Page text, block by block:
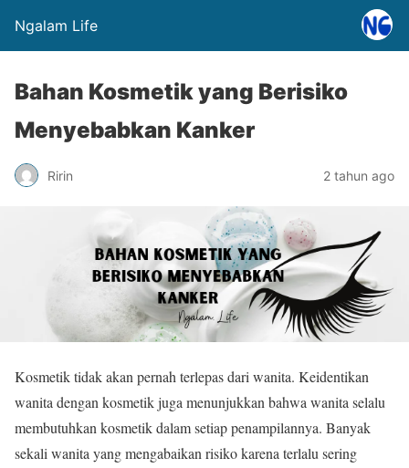
Ngalam Life
Bahan Kosmetik yang Berisiko
Menyebabkan Kanker
Ririn 2 tahun ago
Kosmetik tidak akan pernah terlepas dari wanita. Keidentikan
wanita dengan kosmetik juga menunjukkan bahwa wanita selalu
membutuhkan kosmetik dalam setiap penampilannya. Banyak
sekali wanita yang mengabaikan risiko karena terlalu sering